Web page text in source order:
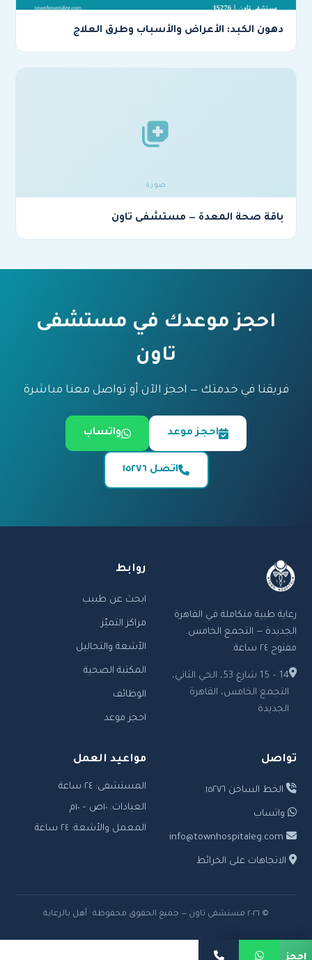
دهون الكبد: الأعراض والأسباب وطرق العلاج
باقة صحة المعدة — مستشفى تاون
احجز موعدك في مستشفى
تاون
فريقنا في خدمتك — احجز الآن أو تواصل معنا مباشرة
احجز موعد واتساب
اتصل ١٥٢٧٦
رعاية طبية متكاملة في القاهرة
الجديدة — التجمع الخامس.
مفتوح ٢٤ ساعة.
14 – 15 شارع 53، الحي الثاني،
التجمع الخامس، القاهرة
الجديدة
روابط
ابحث عن طبيب
مراكز التميّز
الأشعة والتحاليل
المكتبة الصحية
الوظائف
احجز موعد
تواصل
الخط الساخن ١٥٢٧٦
واتساب
الاتجاهات على الخرائط
مواعيد العمل
المستشفى: ٢٤ ساعة
العيادات: ١٠ص – ١٠م
المعمل والأشعة: ٢٤ ساعة
© ٢٠٢٦ مستشفى تاون — جميع الحقوق محفوظة · أهل بالرعاية
احجز